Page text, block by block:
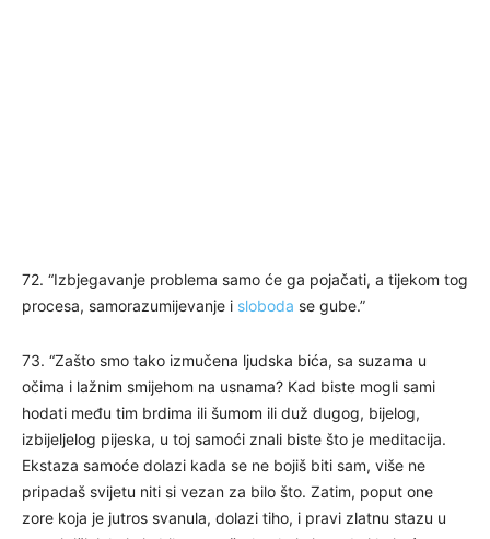
72. “Izbjegavanje problema samo će ga pojačati, a tijekom tog
procesa, samorazumijevanje i sloboda se gube.”
73. “Zašto smo tako izmučena ljudska bića, sa suzama u
očima i lažnim smijehom na usnama? Kad biste mogli sami
hodati među tim brdima ili šumom ili duž dugog, bijelog,
izbijeljelog pijeska, u toj samoći znali biste što je meditacija.
Ekstaza samoće dolazi kada se ne bojiš biti sam, više ne
pripadaš svijetu niti si vezan za bilo što. Zatim, poput one
zore koja je jutros svanula, dolazi tiho, i pravi zlatnu stazu u